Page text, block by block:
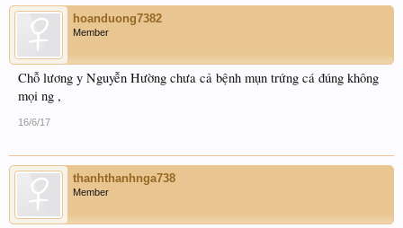
hoanduong7382
Member
Chỗ lương y Nguyễn Hường chưa cả bệnh mụn trứng cá đúng không
mọi ng ,
16/6/17
thanhthanhnga738
Member